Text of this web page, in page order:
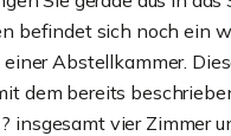
befindet sich noch ein
einer Abstellkammer.
dem bereits
insgesamt vier Zimmer